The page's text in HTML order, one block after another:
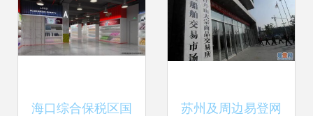
开启
海口综合保税区国 苏州及周边易登网